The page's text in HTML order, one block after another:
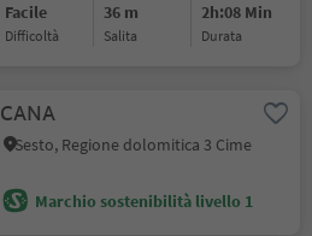
Facile
Difficoltà
36 m
Salita
2h:08 Min
durata
CANA
Sesto, Regione dolomitica 3 Cime
Marchio sostenibilità livello 1